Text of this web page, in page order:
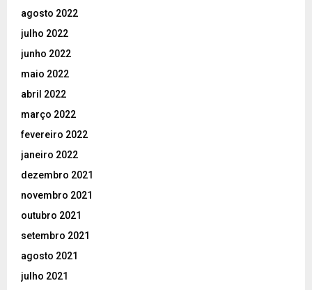
agosto 2022
julho 2022
junho 2022
maio 2022
abril 2022
março 2022
fevereiro 2022
janeiro 2022
dezembro 2021
novembro 2021
outubro 2021
setembro 2021
agosto 2021
julho 2021